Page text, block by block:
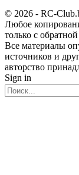
© 2026 - RC-
Любое
только с
Все материалы
источников и
авторство
Sign in